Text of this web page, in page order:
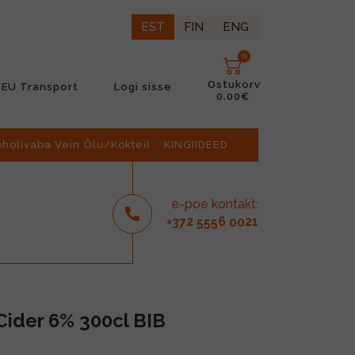
EST FIN ENG
EU Transport Logi sisse
0
Ostukorv
0.00€
Vein Õlu/Kokteil KINGIIDEED
e-poe kontakt:
+372 5556 0021
6% 300cl BIB